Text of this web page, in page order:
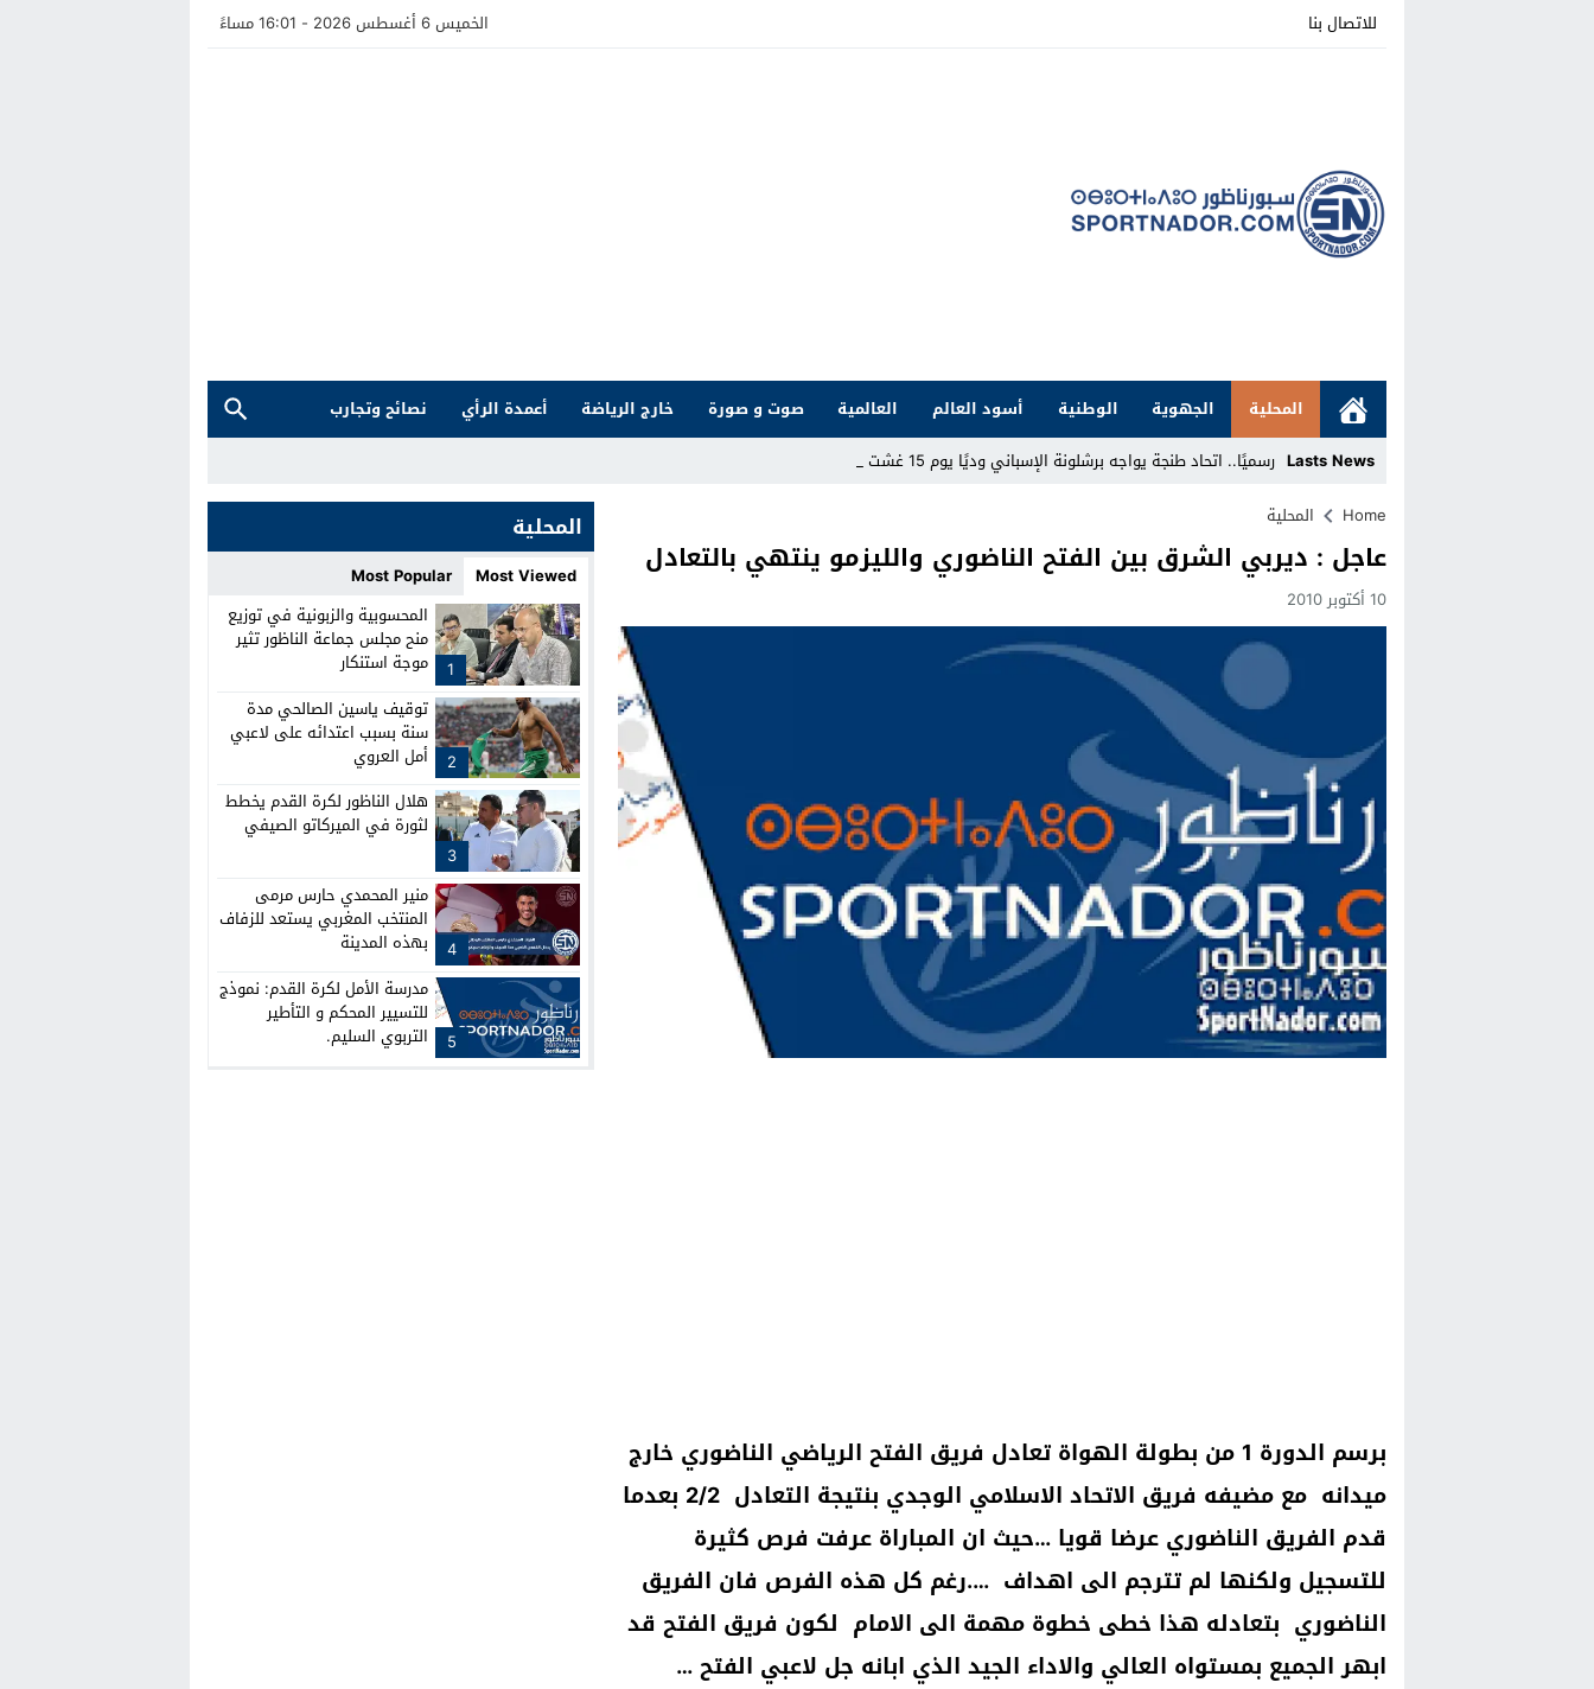
للاتصال بنا الخميس 6 أغسطس 2026 - 16:01 مساءً
المحلية الجهوية الوطنية أسود العالم العالمية صوت و صورة خارج الرياضة أعمدة الرأي
نصائح وتجارب
Lasts News رسميًا.. اتحاد طنجة يواجه برشلونة الإسباني وديًا يوم 15 غشت بملعب ط _
Stop
Previous
Home المحلية
عاجل : ديربي الشرق بين الفتح الناضوري والليزمو ينتهي بالتعادل
10 أكتوبر 2010
برسم الدورة 1 من بطولة الهواة تعادل فريق الفتح الرياضي الناضوري خارج
ميدانه مع مضيفه فريق الاتحاد الاسلامي الوجدي بنتيجة التعادل 2/2 بعدما
قدم الفريق الناضوري عرضا قويا …حيث ان المباراة عرفت فرص كثيرة
للتسجيل ولكنها لم تترجم الى اهداف ….رغم كل هذه الفرص فان الفريق
الناضوري بتعادله هذا خطى خطوة مهمة الى الامام لكون فريق الفتح قد
ابهر الجميع بمستواه العالي والاداء الجيد الذي ابانه جل لاعبي الفتح…
المحلية
Most Viewed
Most Popular
1
المحسوبية والزبونية في توزيع
منح مجلس جماعة الناظور تثير
موجة استنكار
2
توقيف ياسين الصالحي مدة
سنة بسبب اعتدائه على لاعبي
أمل العروي
3
هلال الناظور لكرة القدم يخطط
لثورة في الميركاتو الصيفي
4
منير المحمدي حارس مرمى
المنتخب المغربي يستعد للزفاف
بهذه المدينة
5
مدرسة الأمل لكرة القدم: نموذج
للتسيير المحكم و التأطير
التربوي السليم.